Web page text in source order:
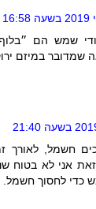
שמש הם
שמדובר במיזם
חשמל, לאורך
אני לא בטוח
כדי לחסוך חשמל.